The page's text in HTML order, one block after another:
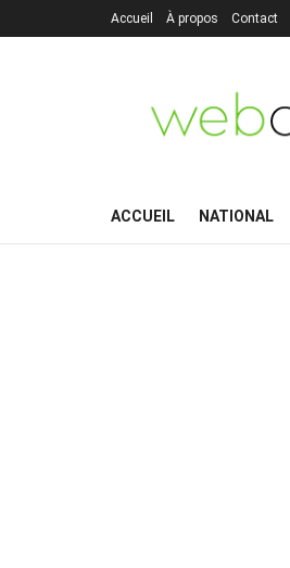
Accueil À propos Contact
ACCUEIL NATIONAL